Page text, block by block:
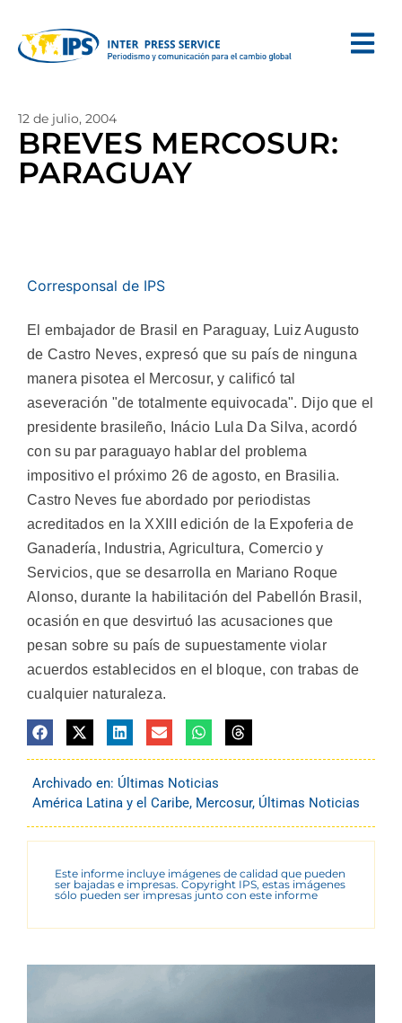
12 de julio, 2004
BREVES MERCOSUR:
PARAGUAY
Corresponsal de IPS
El embajador de Brasil en Paraguay, Luiz Augusto
de Castro Neves, expresó que su país de ninguna
manera pisotea el Mercosur, y calificó tal
aseveración "de totalmente equivocada". Dijo que el
presidente brasileño, Inácio Lula Da Silva, acordó
con su par paraguayo hablar del problema
impositivo el próximo 26 de agosto, en Brasilia.
Castro Neves fue abordado por periodistas
acreditados en la XXIII edición de la Expoferia de
Ganadería, Industria, Agricultura, Comercio y
Servicios, que se desarrolla en Mariano Roque
Alonso, durante la habilitación del Pabellón Brasil,
ocasión en que desvirtuó las acusaciones que
pesan sobre su país de supuestamente violar
acuerdos establecidos en el bloque, con trabas de
cualquier naturaleza.
Archivado en: Últimas Noticias
América Latina y el Caribe, Mercosur, Últimas Noticias
Este informe incluye imágenes de calidad que pueden
ser bajadas e impresas. Copyright IPS, estas imágenes
sólo pueden ser impresas junto con este informe